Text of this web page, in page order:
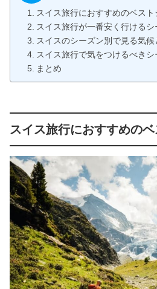
スイス旅行におすすめのベスト
スイス旅行が一番安く行けるシ
スイスのシーズン別で見る気候
スイス旅行で気をつけるべきシ
まとめ
スイス旅行におすすめの